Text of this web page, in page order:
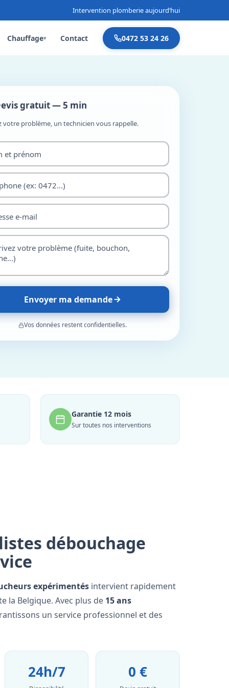
Intervention plomberie aujourd’hui
Chauffage▾ Contact 0472 53 24 26
gratuit — 5 min
votre problème, un technicien vous rappelle.
Envoyer ma demande
Vos données restent confidentielles.
Garantie 12 mois
Sur toutes nos interventions
débouchage
expérimentés intervient rapidement
la Belgique. Avec plus de 15 ans
un service professionnel et des
24h/7 0 €